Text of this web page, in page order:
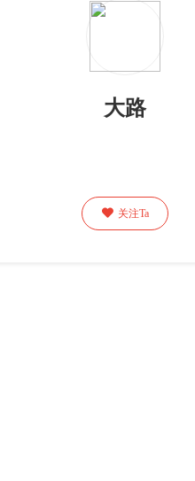
大路
 关注Ta